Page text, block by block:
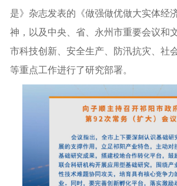
是》杂志发表的《做强做优做大实体经
神，以及中央、省、永州市重要会议和
市科技创新、安全生产、防汛抗灾、社
等重点工作进行了研究部署。